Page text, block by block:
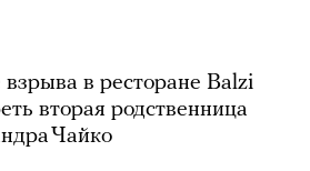
взрыва в ресторане Balzi
вторая родственница
Чайко